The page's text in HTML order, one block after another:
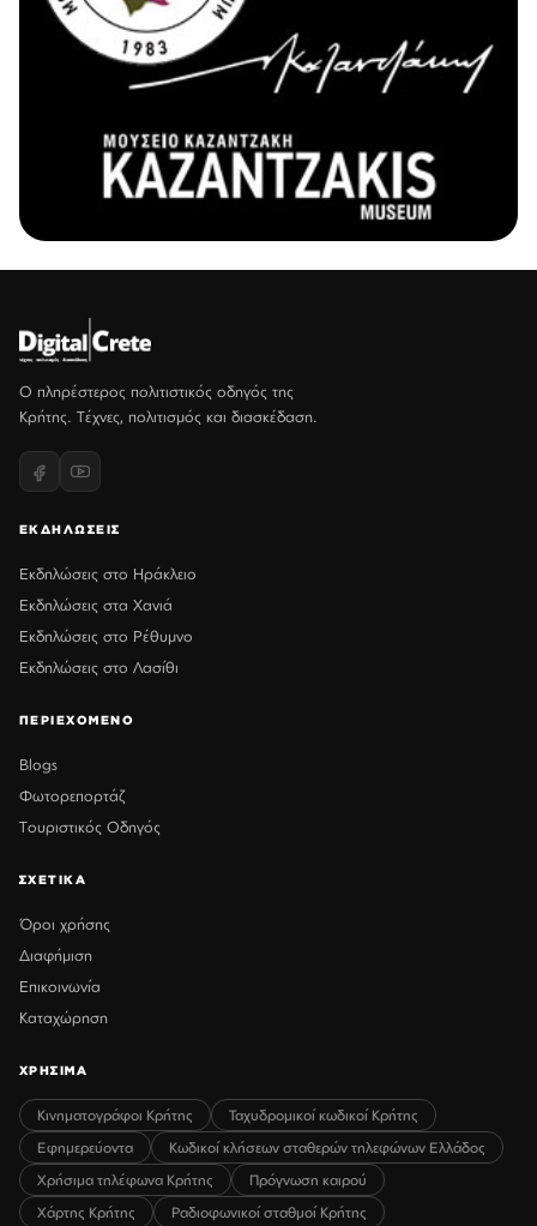
Ο πληρέστερος πολιτιστικός οδηγός της
Κρήτης. Τέχνες, πολιτισμός και διασκέδαση.
ΕΚΔΗΛΩΣΕΙΣ
Εκδηλώσεις στο Ηράκλειο
Εκδηλώσεις στα Χανιά
Εκδηλώσεις στο Ρέθυμνο
Εκδηλώσεις στο Λασίθι
ΠΕΡΙΕΧΟΜΕΝΟ
Blogs
Φωτορεπορτάζ
Τουριστικός Οδηγός
ΣΧΕΤΙΚΑ
Όροι χρήσης
Διαφήμιση
Επικοινωνία
Καταχώρηση
ΧΡΗΣΙΜΑ
Κινηματογράφοι Κρήτης
Ταχυδρομικοί κωδικοί Κρήτης
Εφημερεύοντα
Κωδικοί κλήσεων σταθερών τηλεφώνων Ελλάδος
Χρήσιμα τηλέφωνα Κρήτης
Πρόγνωση καιρού
Χάρτης Κρήτης
Ραδιοφωνικοί σταθμοί Κρήτης